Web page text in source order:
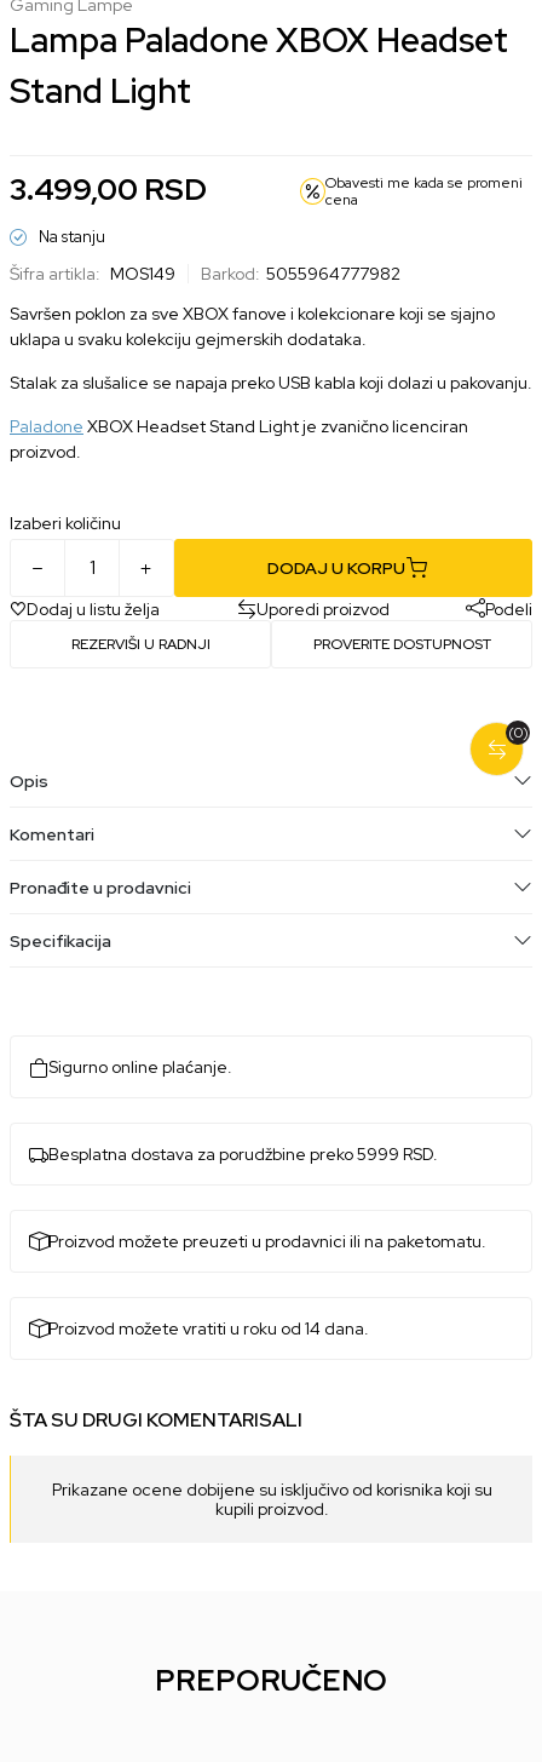
Gaming Lampe
Lampa Paladone XBOX Headset
Stand Light
3.499,00 RSD
Obavesti me kada se promeni
cena
Na stanju
Šifra artikla: MOS149 Barkod: 5055964777982
Savršen poklon za sve XBOX fanove i kolekcionare koji se sjajno
uklapa u svaku kolekciju gejmerskih dodataka.
Stalak za slušalice se napaja preko USB kabla koji dolazi u pakovanju.
Paladone XBOX Headset Stand Light je zvanično licenciran
proizvod.
Izaberi količinu
DODAJ U KORPU
Dodaj u listu želja
Uporedi proizvod Podeli
REZERVIŠI U RADNJI PROVERITE DOSTUPNOST
(0)
Opis
Komentari
Pronađite u prodavnici
Specifikacija
Sigurno online plaćanje.
Besplatna dostava za porudžbine preko 5999 RSD.
Proizvod možete preuzeti u prodavnici ili na paketomatu.
Proizvod možete vratiti u roku od 14 dana.
ŠTA SU DRUGI KOMENTARISALI
Prikazane ocene dobijene su isključivo od korisnika koji su
kupili proizvod.
PREPORUČENO